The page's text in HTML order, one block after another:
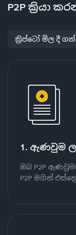
P2P ක්‍රියා
ක්‍රිප්ටෝ මිල දී
1. ඇණවුම
ඔබ P2P
P2P මගින්